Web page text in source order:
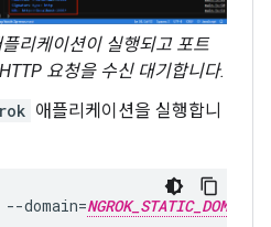
플리케이션이 실행되고 포트
요청을 수신 대기합니다.
애플리케이션을 실행합니
--domain=NGROK_STATIC_DOMAIN